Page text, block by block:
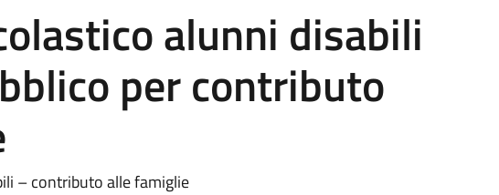
alunni disabili
per contributo
– contributo alle famiglie